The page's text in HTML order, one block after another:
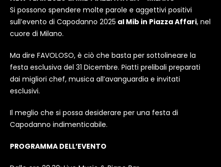
Si possono spendere molte parole e aggettivi positivi
sull’evento di Capodanno 2025 al Mib in Piazza Affari, nel
cuore di Milano.
Ma dire FAVOLOSO, è ciò che basta per sottolineare la
festa esclusiva del 31 Dicembre. Piatti prelibali preparati
dai migliori chef, musica all’avanguardia e invitati
esclusivi.
Il meglio che si possa desiderare per una festa di
Capodanno indimenticabile.
PROGRAMMA DELL’EVENTO